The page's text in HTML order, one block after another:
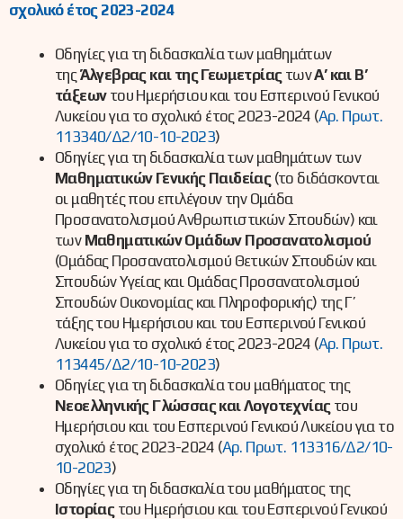
σχολικό έτος 2023-2024
Οδηγίες για τη διδασκαλία των μαθημάτων
τηςΆλγεβρας και της Γεωμετρίας τωνΑ’ και Β’
τάξεων του Ημερήσιου και του Εσπερινού Γενικού
Λυκείου για το σχολικό έτος 2023-2024 (Αρ. Πρωτ.
113340/Δ2/10-10-2023)
Οδηγίες για τη διδασκαλία των μαθημάτων των
Μαθηματικών Γενικής Παιδείας (το διδάσκονται
οι μαθητές που επιλέγουν την Ομάδα
Προσανατολισμού Ανθρωπιστικών Σπουδών) και
των Μαθηματικών Ομάδων Προσανατολισμού
(Ομάδας Προσανατολισμού Θετικών Σπουδών και
Σπουδών Υγείας και Ομάδας Προσανατολισμού
Σπουδών Οικονομίας και Πληροφορικής) της Γ’
τάξης του Ημερήσιου και του Εσπερινού Γενικού
Λυκείου για το σχολικό έτος 2023-2024 (Αρ. Πρωτ.
113445/Δ2/10-10-2023)
Οδηγίες για τη διδασκαλία του μαθήματος της
Νεοελληνικής Γλώσσας και Λογοτεχνίας του
Ημερήσιου και του Εσπερινού Γενικού Λυκείου για το
σχολικό έτος 2023-2024 (Αρ. Πρωτ. 113316/Δ2/10-
10-2023)
Οδηγίες για τη διδασκαλία του μαθήματος της
Ιστορίας του Ημερήσιου και του Εσπερινού Γενικού